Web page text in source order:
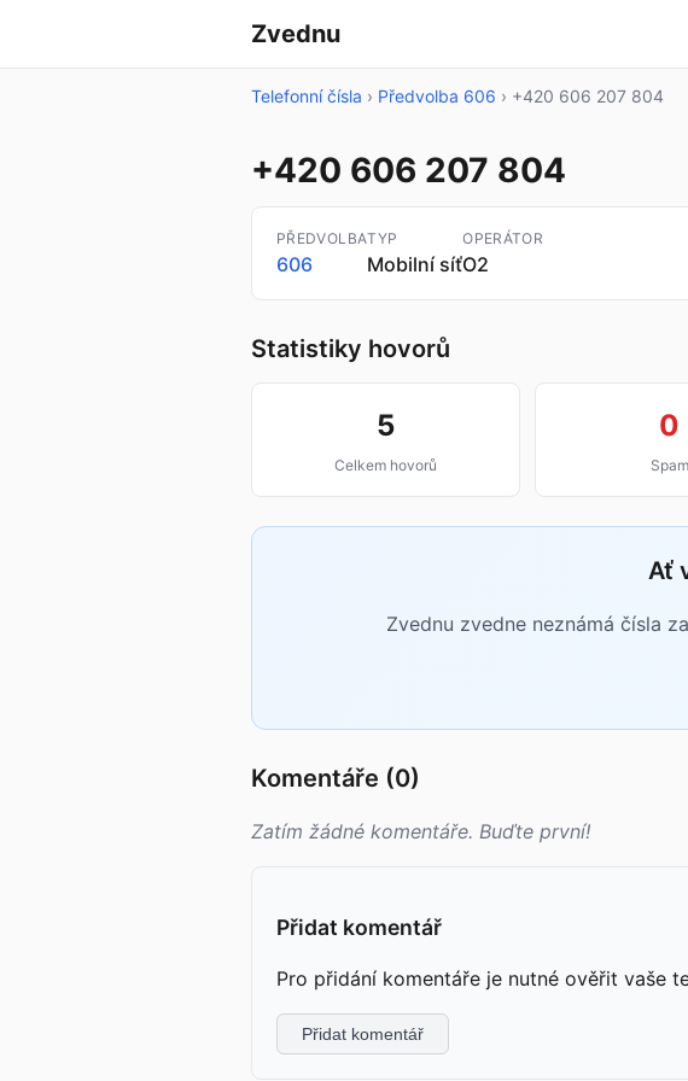
Zvednu
Telefonní čísla › Předvolba 606 › +420 606 207 804
+420 606 207 804
PŘEDVOLBA
606
TYP
Mobilní síť
OPERÁTOR
O2
Statistiky hovorů
5
Celkem hovorů
0
Spam
Ať
Zvednu zvedne neznámá čísla
Komentáře (0)
Zatím žádné komentáře. Buďte první!
Přidat komentář
Pro přidání komentáře je nutné ověřit vaše
Přidat komentář